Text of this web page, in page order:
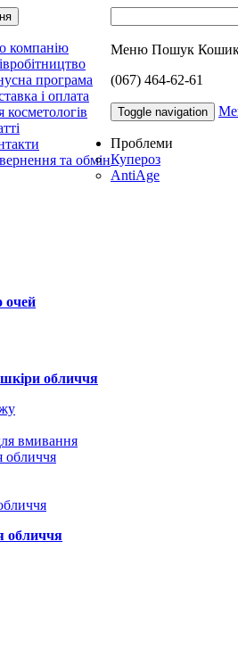
компанію
програма
і оплата
косметологів
та обмін
Меню Пошук
(067) 464-62-61
Toggle navigation
Проблеми
Купероз
AntiAge
очей
обличчя
вмивання
обличчя
обличчя